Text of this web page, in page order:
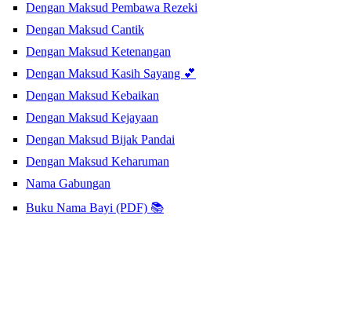
Dengan Maksud Pembawa Rezeki
Dengan Maksud Cantik
Dengan Maksud Ketenangan
Dengan Maksud Kasih Sayang 💕
Dengan Maksud Kebaikan
Dengan Maksud Kejayaan
Dengan Maksud Bijak Pandai
Dengan Maksud Keharuman
Nama Gabungan
Buku Nama Bayi (PDF) 📚